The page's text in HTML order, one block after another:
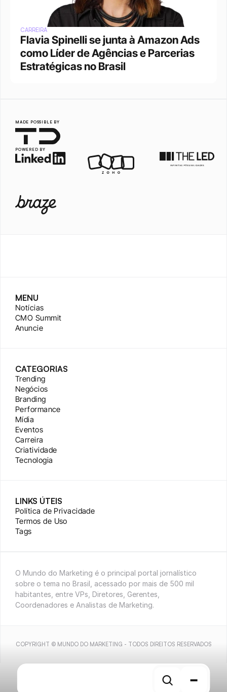
CARREIRA
Flavia Spinelli se junta à Amazon Ads
como Líder de Agências e Parcerias
Estratégicas no Brasil
MADE POSSIBLE BY
POWERED BY
MENU
Notícias
CMO Summit
Anuncie
CATEGORIAS
Trending
Negócios
Branding
Performance
Mídia
Eventos
Carreira
Criatividade
Tecnologia
LINKS ÚTEIS
Política de Privacidade
Termos de Uso
Tags
O Mundo do Marketing é o principal portal jornalístico
sobre o tema no Brasil, acessado por mais de 500 mil
habitantes, entre VPs, Diretores, Gerentes,
Coordenadores e Analistas de Marketing.
COPYRIGHT © MUNDO DO MARKETING - TODOS DIREITOS RESERVADOS